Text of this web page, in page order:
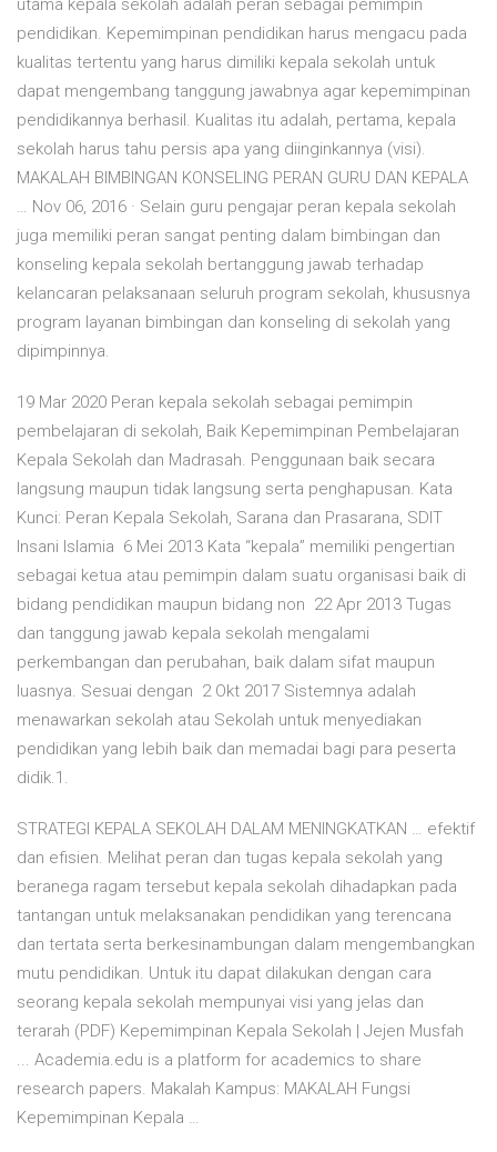
utama kepala sekolah adalah peran sebagai pemimpin
pendidikan. Kepemimpinan pendidikan harus mengacu pada
kualitas tertentu yang harus dimiliki kepala sekolah untuk
dapat mengembang tanggung jawabnya agar kepemimpinan
pendidikannya berhasil. Kualitas itu adalah, pertama, kepala
sekolah harus tahu persis apa yang diinginkannya (visi).
MAKALAH BIMBINGAN KONSELING PERAN GURU DAN KEPALA
… Nov 06, 2016 · Selain guru pengajar peran kepala sekolah
juga memiliki peran sangat penting dalam bimbingan dan
konseling kepala sekolah bertanggung jawab terhadap
kelancaran pelaksanaan seluruh program sekolah, khususnya
program layanan bimbingan dan konseling di sekolah yang
dipimpinnya.
19 Mar 2020 Peran kepala sekolah sebagai pemimpin
pembelajaran di sekolah, Baik Kepemimpinan Pembelajaran
Kepala Sekolah dan Madrasah. Penggunaan baik secara
langsung maupun tidak langsung serta penghapusan. Kata
Kunci: Peran Kepala Sekolah, Sarana dan Prasarana, SDIT
Insani Islamia 6 Mei 2013 Kata “kepala” memiliki pengertian
sebagai ketua atau pemimpin dalam suatu organisasi baik di
bidang pendidikan maupun bidang non 22 Apr 2013 Tugas
dan tanggung jawab kepala sekolah mengalami
perkembangan dan perubahan, baik dalam sifat maupun
luasnya. Sesuai dengan 2 Okt 2017 Sistemnya adalah
menawarkan sekolah atau Sekolah untuk menyediakan
pendidikan yang lebih baik dan memadai bagi para peserta
didik.1.
STRATEGI KEPALA SEKOLAH DALAM MENINGKATKAN … efektif
dan efisien. Melihat peran dan tugas kepala sekolah yang
beranega ragam tersebut kepala sekolah dihadapkan pada
tantangan untuk melaksanakan pendidikan yang terencana
dan tertata serta berkesinambungan dalam mengembangkan
mutu pendidikan. Untuk itu dapat dilakukan dengan cara
seorang kepala sekolah mempunyai visi yang jelas dan
terarah (PDF) Kepemimpinan Kepala Sekolah | Jejen Musfah
... Academia.edu is a platform for academics to share
research papers. Makalah Kampus: MAKALAH Fungsi
Kepemimpinan Kepala …